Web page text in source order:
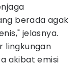
berada agak
jelasnya.
lingkungan
akibat emisi